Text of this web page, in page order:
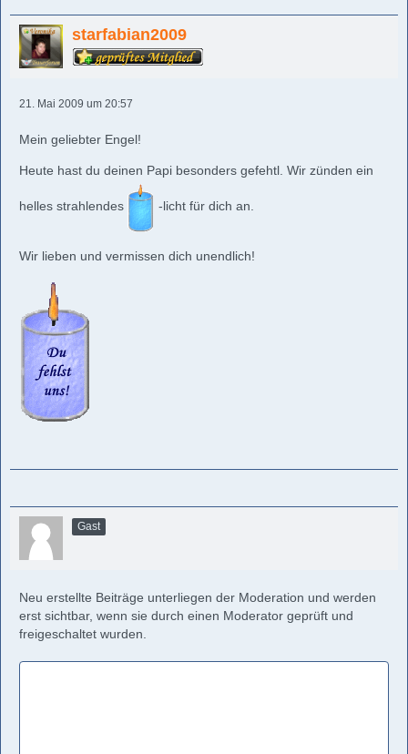
starfabian2009
21. Mai 2009 um 20:57
Mein geliebter Engel!
Heute hast du deinen Papi besonders gefehtl. Wir zünden ein
helles strahlendes -licht für dich an.
Wir lieben und vermissen dich unendlich!
Gast
Neu erstellte Beiträge unterliegen der Moderation und werden
erst sichtbar, wenn sie durch einen Moderator geprüft und
freigeschaltet wurden.